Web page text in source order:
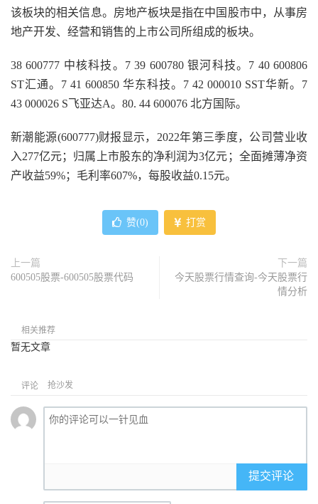
该板块的相关信息。房地产板块是指在中国股市中，从事房
地产开发、经营和销售的上市公司所组成的板块。
38 600777 中核科技。7 39 600780 银河科技。7 40 600806
ST汇通。7 41 600850 华东科技。7 42 000010 SST华新。7
43 000026 S飞亚达A。80. 44 600076 北方国际。
新潮能源(600777)财报显示，2022年第三季度，公司营业收
入277亿元；归属上市股东的净利润为3亿元；全面摊薄净资
产收益59%；毛利率607%，每股收益0.15元。
赞(0) 打赏
上一篇
600505股票-600505股票代码
下一篇
今天股票行情查询-今天股票行
情分析
相关推荐
暂无文章
评论 抢沙发
提交评论